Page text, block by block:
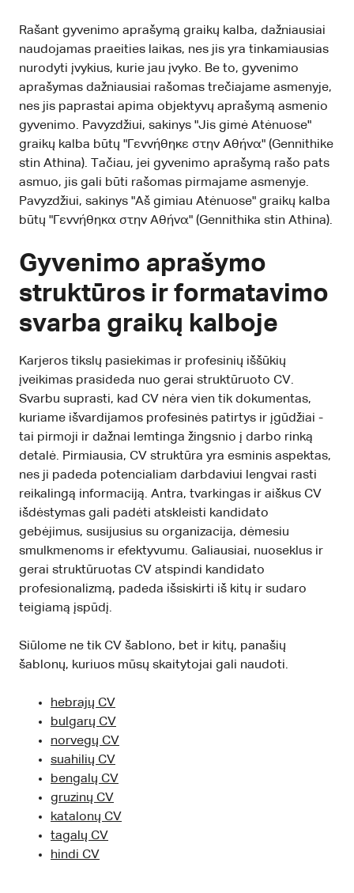
Rašant gyvenimo aprašymą graikų kalba, dažniausiai
naudojamas praeities laikas, nes jis yra tinkamiausias
nurodyti įvykius, kurie jau įvyko. Be to, gyvenimo
aprašymas dažniausiai rašomas trečiajame asmenyje,
nes jis paprastai apima objektyvų aprašymą asmenio
gyvenimo. Pavyzdžiui, sakinys "Jis gimė Atėnuose"
graikų kalba būtų "Γεννήθηκε στην Αθήνα" (Gennithike
stin Athina). Tačiau, jei gyvenimo aprašymą rašo pats
asmuo, jis gali būti rašomas pirmajame asmenyje.
Pavyzdžiui, sakinys "Aš gimiau Atėnuose" graikų kalba
būtų "Γεννήθηκα στην Αθήνα" (Gennithika stin Athina).
Gyvenimo aprašymo
struktūros ir formatavimo
svarba graikų kalboje
Karjeros tikslų pasiekimas ir profesinių iššūkių
įveikimas prasideda nuo gerai struktūruoto CV.
Svarbu suprasti, kad CV nėra vien tik dokumentas,
kuriame išvardijamos profesinės patirtys ir įgūdžiai -
tai pirmoji ir dažnai lemtinga žingsnio į darbo rinką
detalė. Pirmiausia, CV struktūra yra esminis aspektas,
nes ji padeda potencialiam darbdaviui lengvai rasti
reikalingą informaciją. Antra, tvarkingas ir aiškus CV
išdėstymas gali padėti atskleisti kandidato
gebėjimus, susijusius su organizacija, dėmesiu
smulkmenoms ir efektyvumu. Galiausiai, nuoseklus ir
gerai struktūruotas CV atspindi kandidato
profesionalizmą, padeda išsiskirti iš kitų ir sudaro
teigiamą įspūdį.
Siūlome ne tik CV šablono, bet ir kitų, panašių
šablonų, kuriuos mūsų skaitytojai gali naudoti.
hebrajų CV
bulgarų CV
norvegų CV
suahilių CV
bengalų CV
gruzinų CV
katalonų CV
tagalų CV
hindi CV